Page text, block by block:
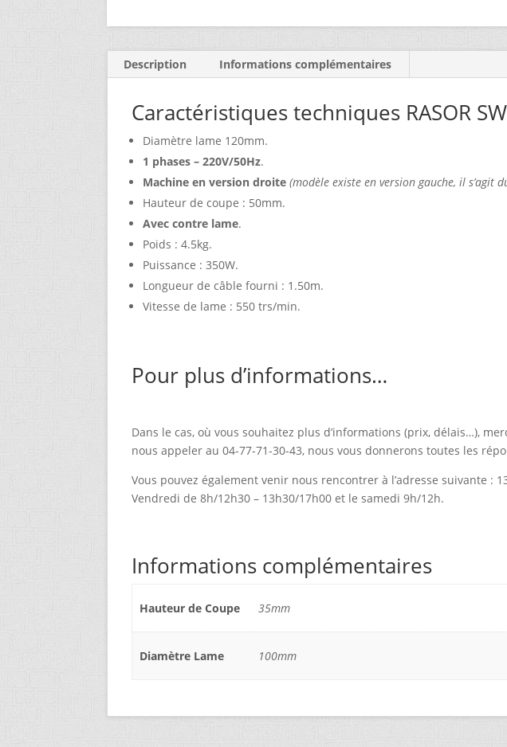
Description Informations complémentaires
Caractéristiques techniques RASOR
Diamètre lame 120mm.
1 phases – 220V/50Hz.
Machine en version droite (modèle existe en version gauche, il s’agit
Hauteur de coupe : 50mm.
Avec contre lame.
Poids : 4.5kg.
Puissance : 350W.
Longueur de câble fourni : 1.50m.
Vitesse de lame : 550 trs/min.
Pour plus d’informations…
Dans le cas, où vous souhaitez plus d’informations (prix, délais…),
nous appeler au 04-77-71-30-43, nous vous donnerons toutes les
Vous pouvez également venir nous rencontrer à l’adresse suivante :
Vendredi de 8h/12h30 – 13h30/17h00 et le samedi 9h/12h.
Informations complémentaires
Hauteur de Coupe 35mm
Diamètre Lame 100mm